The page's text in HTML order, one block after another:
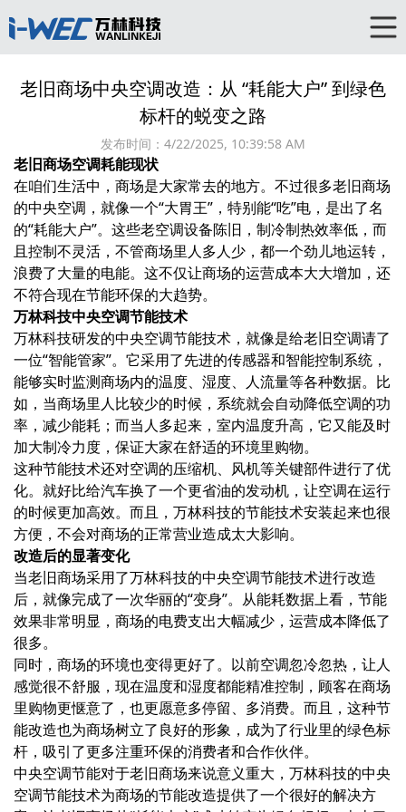
老旧商场中央空调改造：从 “耗能大户” 到绿色
标杆的蜕变之路
发布时间： 4/22/2025, 10:39:58 AM
老旧商场空调耗能现状
在咱们生活中，商场是大家常去的地方。不过很多老旧商场
的中央空调，就像一个“大胃王”，特别能“吃”电，是出了名
的“耗能大户”。这些老空调设备陈旧，制冷制热效率低，而
且控制不灵活，不管商场里人多人少，都一个劲儿地运转，
浪费了大量的电能。这不仅让商场的运营成本大大增加，还
不符合现在节能环保的大趋势。
万林科技中央空调节能技术
万林科技研发的中央空调节能技术，就像是给老旧空调请了
一位“智能管家”。它采用了先进的传感器和智能控制系统，
能够实时监测商场内的温度、湿度、人流量等各种数据。比
如，当商场里人比较少的时候，系统就会自动降低空调的功
率，减少能耗；而当人多起来，室内温度升高，它又能及时
加大制冷力度，保证大家在舒适的环境里购物。
这种节能技术还对空调的压缩机、风机等关键部件进行了优
化。就好比给汽车换了一个更省油的发动机，让空调在运行
的时候更加高效。而且，万林科技的节能技术安装起来也很
方便，不会对商场的正常营业造成太大影响。
改造后的显著变化
当老旧商场采用了万林科技的中央空调节能技术进行改造
后，就像完成了一次华丽的“变身”。从能耗数据上看，节能
效果非常明显，商场的电费支出大幅减少，运营成本降低了
很多。
同时，商场的环境也变得更好了。以前空调忽冷忽热，让人
感觉很不舒服，现在温度和湿度都能精准控制，顾客在商场
里购物更惬意了，也更愿意多停留、多消费。而且，这种节
能改造也为商场树立了良好的形象，成为了行业里的绿色标
杆，吸引了更多注重环保的消费者和合作伙伴。
中央空调节能对于老旧商场来说意义重大，万林科技的中央
空调节能技术为商场的节能改造提供了一个很好的解决方